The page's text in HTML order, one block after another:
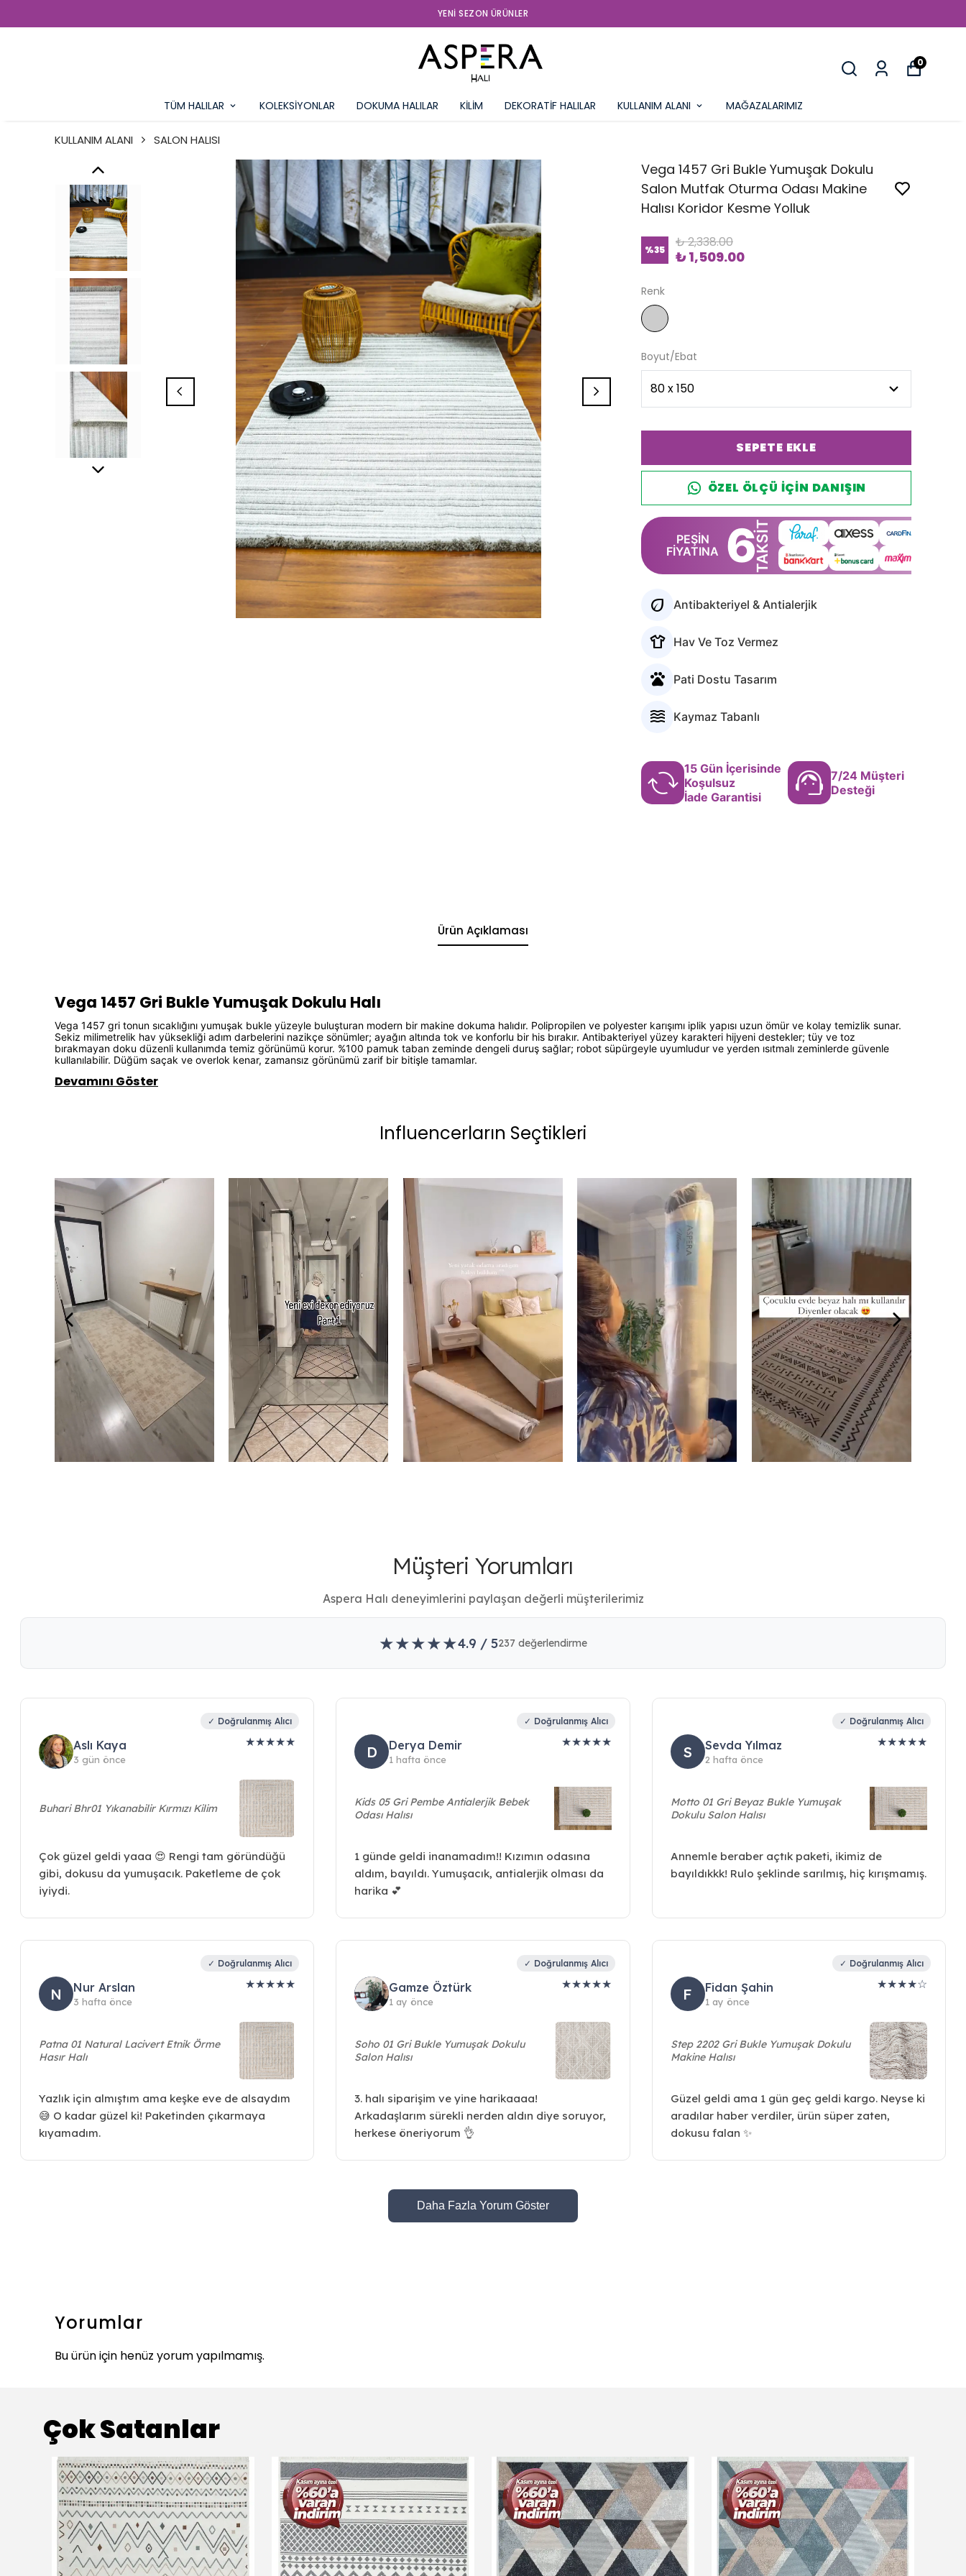
YENI SEZON ÜRÜNLER
TÜM HALILAR KOLEKSİYONLAR DOKUMA HALILAR KİLİM DEKORATİF HALILAR KULLANIM ALANI MAĞAZALARIMIZ
0
KULLANIM ALANI SALON HALISI
Vega 1457 Gri Bukle Yumuşak Dokulu
Salon Mutfak Oturma Odası Makine
Halısı Koridor Kesme Yolluk
%35 ₺ 2,338.00
₺ 1,509.00
Renk
Boyut/Ebat
SEPETE EKLE
ÖZEL ÖLÇÜ IÇIN DANIŞIN
Ürün Açıklaması
Vega 1457 Gri Bukle Yumuşak Dokulu Halı
Vega 1457 gri tonun sıcaklığını yumuşak bukle yüzeyle buluşturan modern bir makine dokuma halıdır. Polipropilen ve polyester karışımı iplik yapısı uzun ömür ve kolay temizlik sunar.
Sekiz milimetrelik hav yüksekliği adım darbelerini nazikçe sönümler; ayağın altında tok ve konforlu bir his bırakır. Antibakteriyel yüzey karakteri hijyeni destekler; tüy ve toz
bırakmayan doku düzenli kullanımda temiz görünümü korur. %100 pamuk taban zeminde dengeli duruş sağlar; robot süpürgeyle uyumludur ve yerden ısıtmalı zeminlerde güvenle
kullanılabilir. Düğüm saçak ve overlok kenar, zamansız görünümü zarif bir bitişle tamamlar.
Devamını Göster
Influencerların Seçtikleri
Yorumlar
Bu ürün için henüz yorum yapılmamış.
Çok Satanlar